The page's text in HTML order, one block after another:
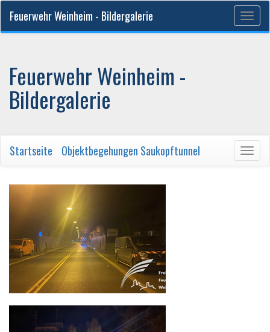
Feuerwehr Weinheim - Bildergalerie
Feuerwehr Weinheim -
Bildergalerie
Startseite Objektbegehungen Saukopftunnel